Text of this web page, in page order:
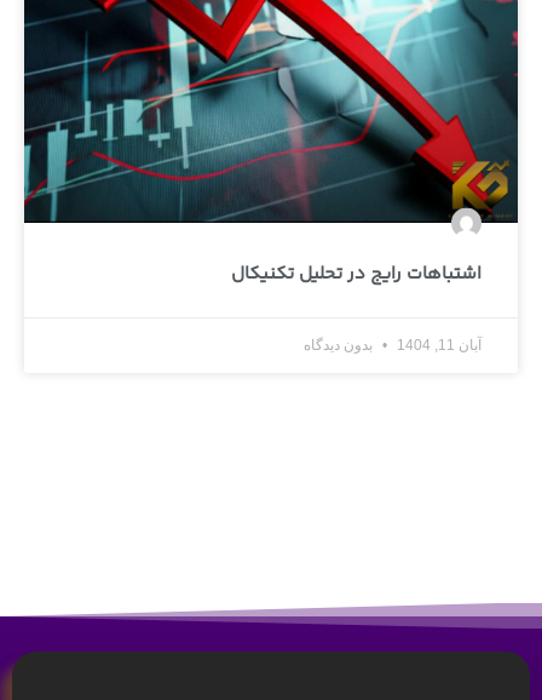
اشتباهات رایج در تحلیل تکنیکال
آبان 11, 1404 بدون دیدگاه